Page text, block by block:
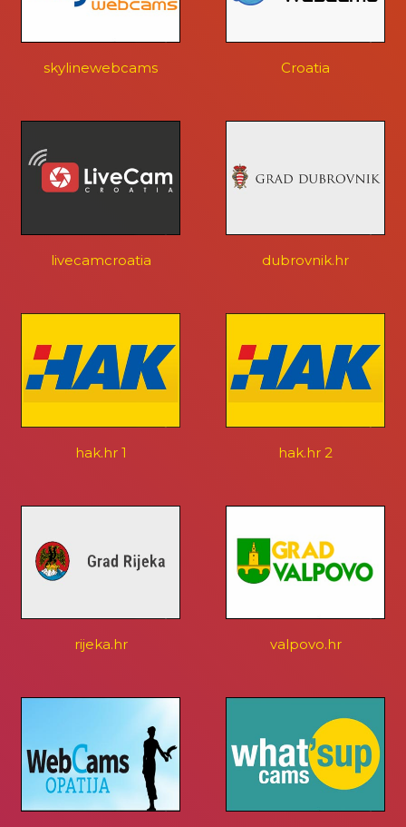
skylinewebcams Croatia
livecamcroatia dubrovnik.hr
hak.hr 1 hak.hr 2
rijeka.hr valpovo.hr